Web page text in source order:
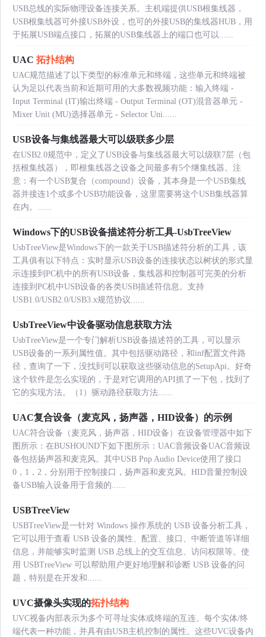
USB总线的实际物理设备连接关系。主机端提供USB根集线器，
USB根集线器可外接USB外设，也可的外接USB的集线器HUB，用
于拓展USB端点接口，拓展的USB集线器上的端口也可以......
UAC 拓扑结构
UAC规范描述了以下类型的标准单元和终端，这些单元和终端被
认为足以代表当前和近期可用的大多数视频功能：输入终端 -
Input Terminal (IT)输出终端 - Output Terminal (OT)混音器单元 -
Mixer Unit (MU)选择器单元 - Selector Uni......
USB设备与集线器最大可以级联多少层
在USB2.0规范中，定义了USB设备与集线器最大可以级联7层（包
括根集线器），即根集线器之设备之间最多有5个继集线器。注
意：有一个USB复合（compound）设备，其本身是一个USB集线
器并接连1个或多个USB功能设备，这里需要将这个USB集线器算
在内。......
Windows下的USB设备描述符分析工具-UsbTreeView
UsbTreeView是Windows下的一款关于USB描述符分析的工具，该
工具俱有以下特点：实时显示USB设备的连接状态以树状的形式显
示连接到PC机中的所有USB设备，集线器和控制器可完美的分析
连接到PC机中USB设备的各类USB描述符信息。支持
USB1.0/USB2.0/USB3.x规范协议......
UsbTreeView中设备驱动信息获取方法
UsbTreeView是一个专门解析USB设备描述符的工具，可以显示
USB设备的一系列属性值。其中包括驱动路径，和inf配置文件路
径，查询了一下，没找到可以获取这些驱动信息的SetupApi。好奇
这个软件是怎么实现的，于是对它调用的API抓了一下包，找到了
它的实现方法。（1）驱动路径获取方法......
UAC复合设备（麦克风，扬声器，HID设备）的示例
UAC符合设备（麦克风，扬声器，HID设备）在设备管理器中如下
图所示：在BUSHOUND下如下图所示：UAC音频设备UAC音频设
备包括扬声器和麦克风。其中USB Pnp Audio Device使用了接口
0，1，2，分别用于控制接口，扬声器和麦克风。HID音量控制设
备USB输入设备用于音频的......
USBTreeView
USBTreeView是一针对 Windows 操作系统的 USB 设备分析工具，
它可以用于查看 USB 设备的属性、配置、接口、中断管道等详细
信息，并能够实时监测 USB 总线上的交互信息、访问权限等。使
用 USBTreeView 可以帮助用户更好地理解和诊断 USB 设备的问
题，特别是在开发和......
UVC摄像头实现的拓扑结构
UVC视备内部表示为多个可寻址实体或终端的互连。每个实体/终
端代表一种功能，并具有由USB主机控制的属性。这些UVC设备内